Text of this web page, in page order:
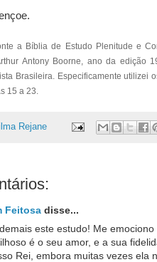
a Bíblia de Estudo Plenitude e
Antony Boorne, ano da edição
Brasileira. Especificamente utilizei
15 a 23.
Rejane
Feitosadisse...
este estudo! Me
é o seu amor, e a sua
Rei, embora muitas vezes ela